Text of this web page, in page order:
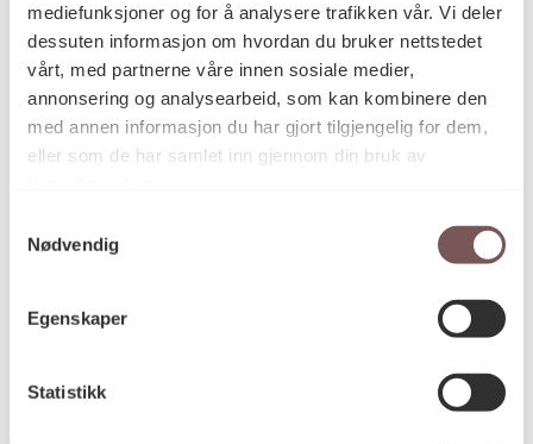
mediefunksjoner og for å analysere trafikken vår. Vi deler
dessuten informasjon om hvordan du bruker nettstedet
vårt, med partnerne våre innen sosiale medier,
annonsering og analysearbeid, som kan kombinere den
med annen informasjon du har gjort tilgjengelig for dem,
eller som de har samlet inn gjennom din bruk av
Nødvendig
Egenskaper
Statistikk
Teknikk og
materiale
Innrammet, håndkopiert
baryttfotografi på aluminiumsplate
Bredde: 126cm